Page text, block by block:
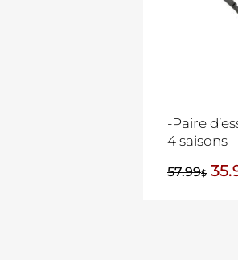
-Paire
4 saisons
57.99$